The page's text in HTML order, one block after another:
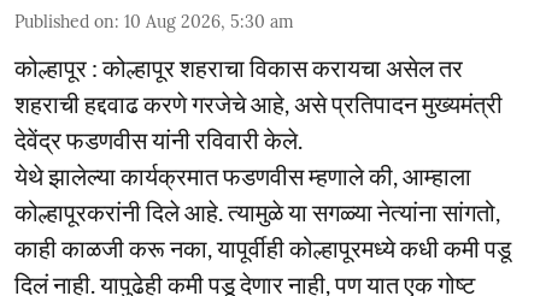
Published on: 10 Aug 2026, 5:30 am
कोल्हापूर : कोल्हापूर शहराचा विकास करायचा असेल तर
शहराची हद्दवाढ करणे गरजेचे आहे, असे प्रतिपादन मुख्यमंत्री
देवेंद्र फडणवीस यांनी रविवारी केले.
येथे झालेल्या कार्यक्रमात फडणवीस म्हणाले की, आम्हाला
कोल्हापूरकरांनी दिले आहे. त्यामुळे या सगळ्या नेत्यांना सांगतो,
काही काळजी करू नका, यापूर्वीही कोल्हापूरमध्ये कधी कमी पडू
दिलं नाही. यापुढेही कमी पडू देणार नाही, पण यात एक गोष्ट